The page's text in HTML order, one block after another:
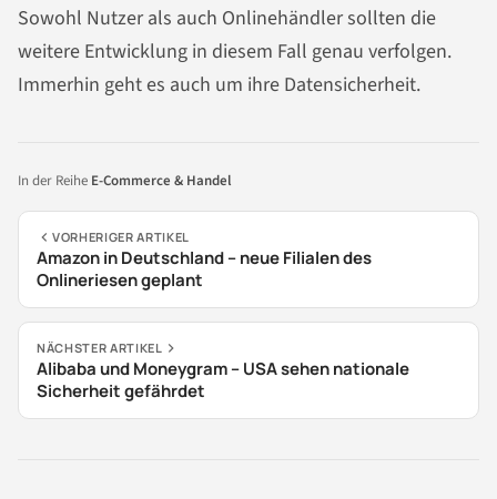
Sowohl Nutzer als auch Onlinehändler sollten die
weitere Entwicklung in diesem Fall genau verfolgen.
Immerhin geht es auch um ihre Datensicherheit.
In der Reihe E-Commerce & Handel
VORHERIGER ARTIKEL
Amazon in Deutschland – neue Filialen des
Onlineriesen geplant
NÄCHSTER ARTIKEL
Alibaba und Moneygram – USA sehen nationale
Sicherheit gefährdet